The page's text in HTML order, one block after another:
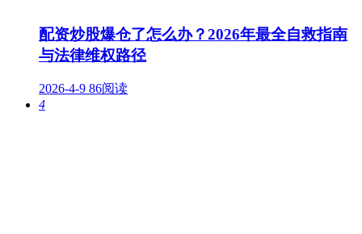
配资炒股爆仓了怎么办？2026年最全自救指南
与法律维权路径
2026-4-9 86阅读
4